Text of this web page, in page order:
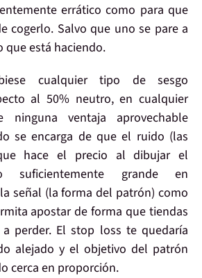
errático como para que
cogerlo. Salvo que uno se pare a
que está haciendo.
cualquier tipo de sesgo
al 50% neutro, en cualquier
ninguna ventaja aprovechable
se encarga de que el ruido (las
hace el precio al dibujar el
grande en
señal (la forma del patrón) como
apostar de forma que tiendas
perder. El stop loss te quedaría
alejado y el objetivo del patrón
cerca en proporción.